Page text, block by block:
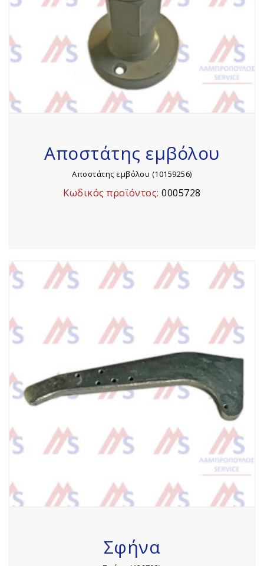
Αποστάτης εμβόλου
Αποστάτης εμβόλου (10159256)
Κωδικός προϊόντος:0005728
Σφήνα